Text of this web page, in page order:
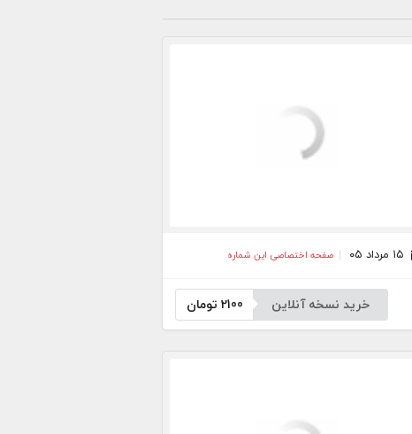
صفحه اختصاصی این شماره
خرید نسخه آنلاین 2100 تومان